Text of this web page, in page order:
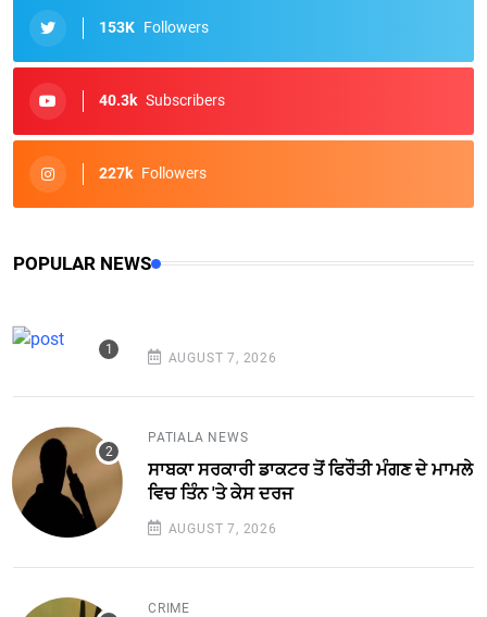
153K Followers
40.3k Subscribers
227k Followers
POPULAR NEWS
AUGUST 7, 2026
PATIALA NEWS
ਸਾਬਕਾ ਸਰਕਾਰੀ ਡਾਕਟਰ ਤੋਂ ਫਿਰੌਤੀ ਮੰਗਣ ਦੇ ਮਾਮਲੇ
ਵਿਚ ਤਿੰਨ 'ਤੇ ਕੇਸ ਦਰਜ
AUGUST 7, 2026
CRIME